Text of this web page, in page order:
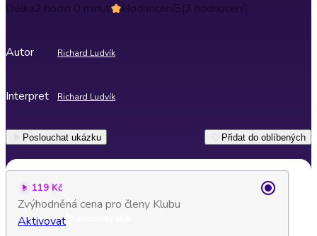
Délka2 hodin 0 minut Hodnocení5(2 hodnocení)
Autor Richard Ludvík
Interpret Richard Ludvík
Poslouchat ukázku Přidat do oblíbených
119 Kč
Zvýhodněná cena pro členy Klubu
Aktivovat